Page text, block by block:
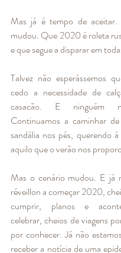
Mas já é tempo de
mudou. Que 2020 é roleta
e que segue a disparar em
Talvez não esperássemos
cedo a necessidade de
casacão. E ninguém
Continuamos a caminhar
sandália nos pés, querendo
aquilo que o verão nos
Mas o cenário mudou. E já
réveillon a começar 2020,
cumprir, planos e
celebrar, cheios de viagens
por conhecer. Já não
receber a notícia de uma